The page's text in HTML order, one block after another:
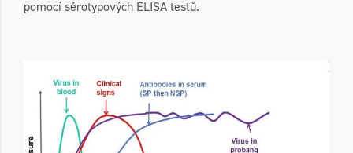
pomocí sérotypových ELISA testů.